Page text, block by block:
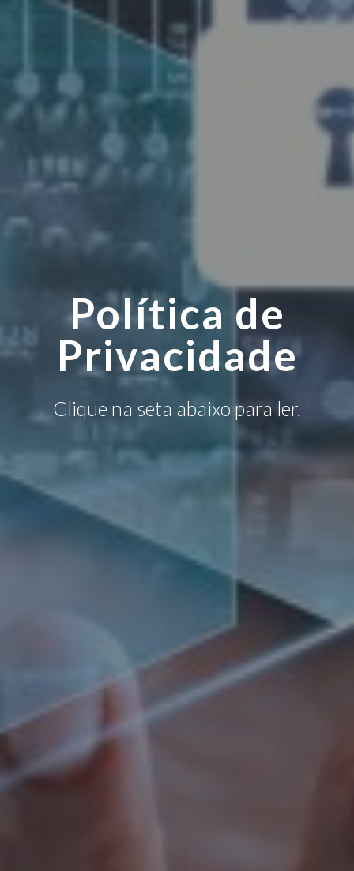
Política de
Privacidade
Clique na seta abaixo para ler.